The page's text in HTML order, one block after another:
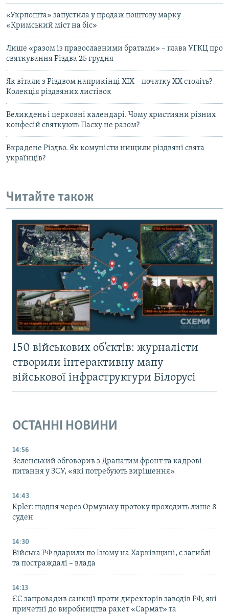
«Укрпошта» запустила у продаж поштову марку
«Кримський міст на біс»
Лише «разом із православними братами» – глава УГКЦ про
святкування Різдва 25 грудня
Як вітали з Різдвом наприкінці ХІХ – початку ХХ століть?
Колекція різдвяних листівок
Великдень і церковні календарі. Чому християни різних
конфесій святкують Пасху не разом?
Вкрадене Різдво. Як комуністи нищили різдвяні свята
українців?
Читайте також
150 військових об’єктів: журналісти
створили інтерактивну мапу
військової інфраструктури Білорусі
ОСТАННІ НОВИНИ
14:56
Зеленський обговорив з Драпатим фронт та кадрові
питання у ЗСУ, «які потребують вирішення»
14:43
Kpler: щодня через Ормузьку протоку проходить лише 8
суден
14:30
Війська РФ вдарили по Ізюму на Харківщині, є загиблі
та постраждалі – влада
14:13
ЄС запровадив санкції проти директорів заводів РФ, які
причетні до виробництва ракет «Сармат» та